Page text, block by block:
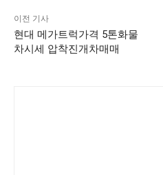
이전 기사
현대 메가트럭가격 5톤화물
차시세 압착진개차매매